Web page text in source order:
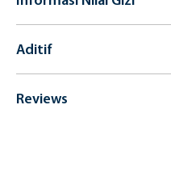
Aditif
Reviews